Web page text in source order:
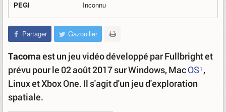
PEGI Inconnu
Partager Gazouiller
Tacomaest un jeu vidéo développé par Fullbright et
prévu pour le 02 août 2017 sur Windows, MacOS ,
Linux et Xbox One. Il s'agit d'un jeu d'exploration
spatiale.